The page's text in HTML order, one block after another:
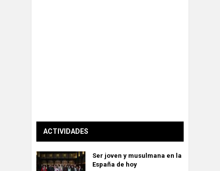
ACTIVIDADES
Ser joven y musulmana en la
España de hoy